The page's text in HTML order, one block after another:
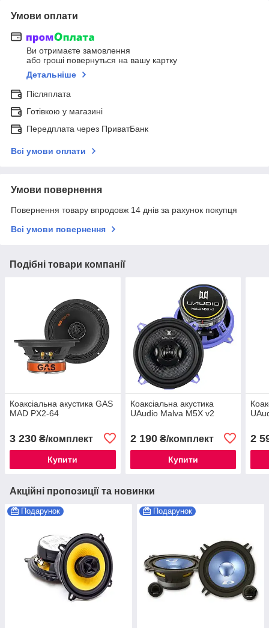
Умови оплати
Ви отримаєте замовлення
або гроші повернуться на вашу картку
Детальніше
Післяплата
Готівкою у магазині
Передплата через ПриватБанк
Всі умови оплати
Умови повернення
Повернення товару впродовж 14 днів за рахунок покупця
Всі умови повернення
Подібні товари компанії
Коаксіальна акустика GAS
MAD PX2-64
3 230 ₴/комплект
Купити
Коаксіальна акустика
UAudio Malva M5X v2
2 190₴/комплект
Купити
2
Акційні пропозиції та новинки
Подарунок Подарунок